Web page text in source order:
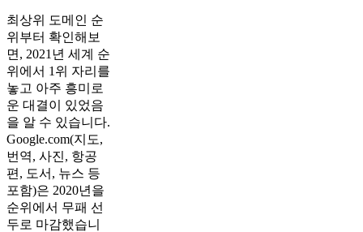
최상위 도메인 순
위부터 확인해보
면, 2021년 세계 순
위에서 1위 자리를
놓고 아주 흥미로
운 대결이 있었음
을 알 수 있습니다.
Google.com(지도,
번역, 사진, 항공
편, 도서, 뉴스 등
포함)은 2020년을
순위에서 무패 선
두로 마감했습니